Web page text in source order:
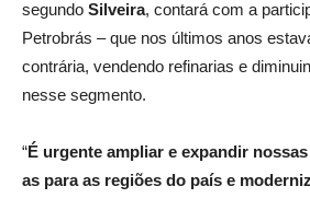
segundo Silveira, contará com a
Petrobrás – que nos últimos anos
contrária, vendendo refinarias e
nesse segmento.
“É urgente ampliar e expandir
as para as regiões do país e